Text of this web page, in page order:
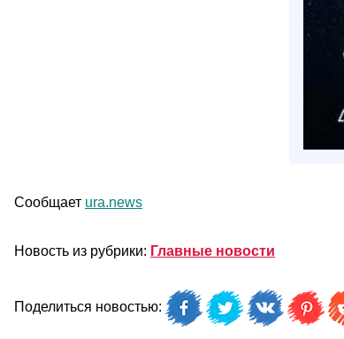
Сообщает ura.news
Новость из рубрики: Главные новости
Поделиться новостью: